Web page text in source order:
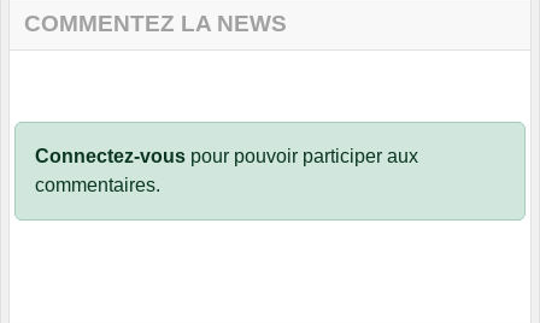
COMMENTEZ LA NEWS
Connectez-vous pour pouvoir participer aux
commentaires.